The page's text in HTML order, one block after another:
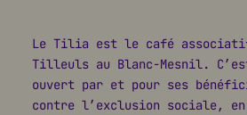
Le Tilia est le café
Tilleuls au Blanc-Mesnil.
ouvert par et pour ses
contre l’exclusion sociale,